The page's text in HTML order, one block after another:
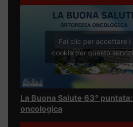
Fai clic per accettare i
cookie per questo
La Buona Salute 63°
oncologica